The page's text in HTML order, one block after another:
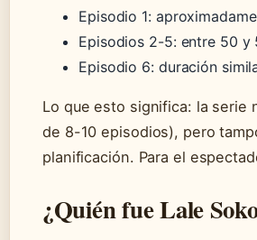
Episodio 1:
Episodios 2-5: entre 50 y
Episodio 6: duración
Lo que esto significa: la serie
de 8-10 episodios), pero
planificación. Para el
¿Quién fue Lale